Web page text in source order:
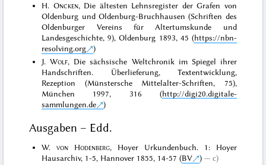
H. Oncken, Die ältesten Lehnsregister der Grafen von
Oldenburg und Oldenburg-Bruchhausen (Schriften des
Oldenburger Vereins für Altertumskunde und
Landesgeschichte, 9), Oldenburg 1893, 45 (https://nbn-
resolving.org
)
J.Wolf, Die sächsische Weltchronik im Spiegel ihrer
Handschriften. Überlieferung, Textentwicklung,
Rezeption (Münstersche Mittelalter-Schriften, 75),
München 1997, 316 (http://digi20.digitale-
sammlungen.de
)
Ausgaben – Edd.
W.von Hodenberg, Hoyer Urkundenbuch. 1: Hoyer
Hausarchiv, 1-5, Hannover 1855, 14-57 (BV )
c)